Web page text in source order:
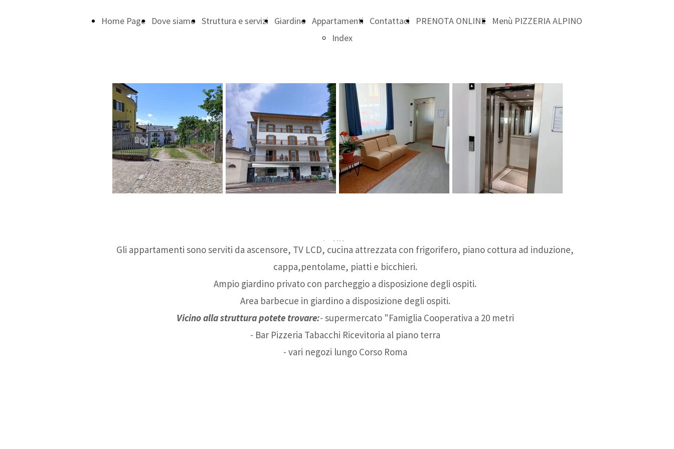
Home Page Dove siamo Struttura e servizi Giardino Appartamenti
Index
304
303
301
206
205
204
203
101
Contattaci PRENOTA ONLINE Menù PIZZERIA ALPINO
Gli appartamenti sono serviti da ascensore, TV LCD, cucina attrezzata con frigorifero, piano cottura ad induzione,
cappa,pentolame, piatti e bicchieri.
Ampio giardino privato con parcheggio a disposizione degli ospiti.
Area barbecue in giardino a disposizione degli ospiti.
Vicino alla struttura potete trovare:- supermercato "Famiglia Cooperativa a 20 metri
- Bar Pizzeria Tabacchi Ricevitoria al piano terra
- vari negozi lungo Corso Roma